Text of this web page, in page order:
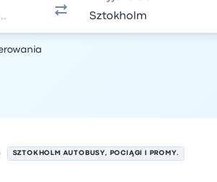
SZTOKHOLM AUTOBUSY, POCIĄGI I PROMY.